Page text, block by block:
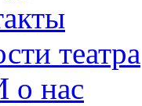
театра
нас